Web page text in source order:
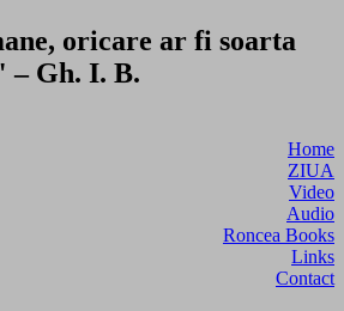
oricare ar fi soarta
Gh. I. B.
Home
ZIUA
Video
Audio
Roncea Books
Links
Contact